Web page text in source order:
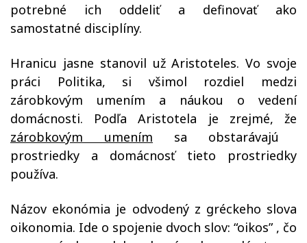
potrebné ich oddeliť a definovať ako
samostatné disciplíny.
Hranicu jasne stanovil užAristoteles.Vo svoje
práci Politika, si všimol rozdiel medzi
zárobkovým umením a náukou o vedení
domácnosti. Podľa Aristotela je zrejmé, že
zárobkovým umením sa obstarávajú
prostriedky a domácnosť tieto prostriedky
používa.
Názov ekonómia je odvodený z gréckeho slova
oikonomia. Ide o spojenie dvoch slov: “oikos” , čo